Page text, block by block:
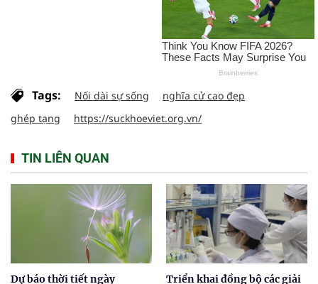
Tags: Nối dài sự sống
nghĩa cử cao đẹp
ghép tạng
https://suckhoeviet.org.vn/
TIN LIÊN QUAN
Dự báo thời tiết ngày Triển khai đồng bộ các giải